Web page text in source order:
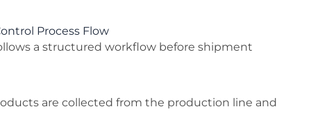
Process Flow
a structured workflow before shipment
are collected from the production line and